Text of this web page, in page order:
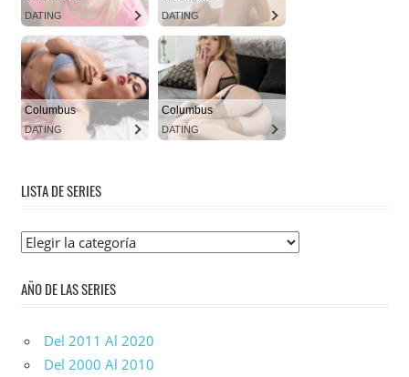
LISTA DE SERIES
Lista
Series
AÑO DE LAS SERIES
Del 2011 Al 2020
Del 2000 Al 2010